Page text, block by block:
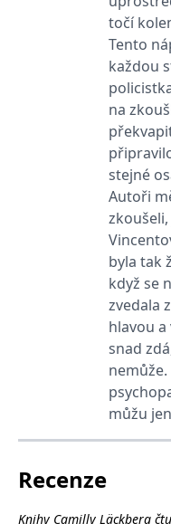
točí
Tento
každou
na
stejné
Autoři
byla tak
když se
zvedala
hlavou
snad
můžu
Recenze
Knihy Camilly Läckberg
.grada.cz
Corporation
.c.bing.com
Microsoft
Corporation
.grada.cz